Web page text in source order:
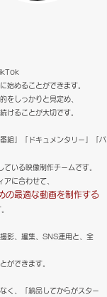
始めることができます。
をしっかりと見定め、
けることが大切です。
組」「ドキュメンタリー」「バ
している映像制作チームです。
に合わせて、
の最適な動画を制作する
影、編集、SNS運用と、全
ができます。
く、「納品してからがスター